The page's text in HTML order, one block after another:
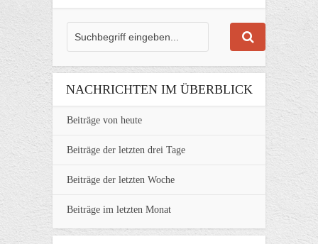
NACHRICHTEN IM ÜBERBLICK
Beiträge von heute
Beiträge der letzten drei Tage
Beiträge der letzten Woche
Beiträge im letzten Monat